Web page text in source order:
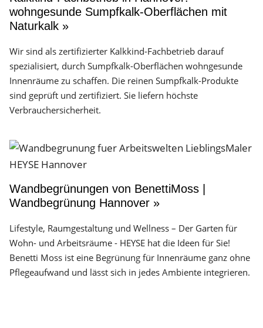
wohngesunde Sumpfkalk-Oberflächen mit
Naturkalk »
Wir sind als zertifizierter Kalkkind-Fachbetrieb darauf
spezialisiert, durch Sumpfkalk-Oberflächen wohngesunde
Innenräume zu schaffen. Die reinen Sumpfkalk-Produkte
sind geprüft und zertifiziert. Sie liefern höchste
Verbrauchersicherheit.
Wandbegrünungen von BenettiMoss |
Wandbegrünung Hannover »
Lifestyle, Raumgestaltung und Wellness – Der Garten für
Wohn- und Arbeitsräume - HEYSE hat die Ideen für Sie!
Benetti Moss ist eine Begrünung für Innenräume ganz ohne
Pflegeaufwand und lässt sich in jedes Ambiente integrieren.